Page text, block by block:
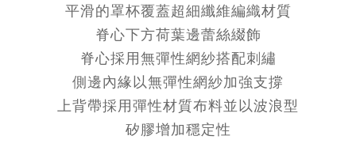
平滑的罩杯覆蓋超細纖維編織材質
脊心下方荷葉邊蕾絲綴飾
脊心採用無彈性網紗搭配刺繡
側邊內緣以無彈性網紗加強支撐
上背帶採用彈性材質布料並以波浪型
矽膠增加穩定性